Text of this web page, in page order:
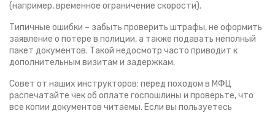
(например, временное ограничение скорости).
Типичные ошибки – забыть проверить штрафы, не оформить
заявление о потере в полиции, а также подавать неполный
пакет документов. Такой недосмотр часто приводит к
дополнительным визитам и задержкам.
Совет от наших инструкторов: перед походом в МФЦ
распечатайте чек об оплате госпошлины и проверьте, что
все копии документов читаемы. Если вы пользуетесь